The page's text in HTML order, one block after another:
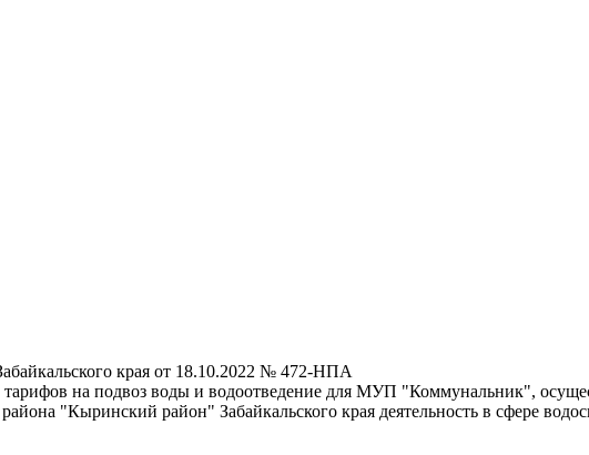
края от 18.10.2022 № 472-НПА
на подвоз воды и водоотведение для МУП "Коммунальник",
"Кыринский район" Забайкальского края деятельность в сфере